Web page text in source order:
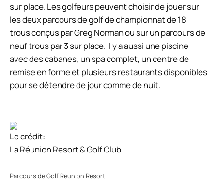
sur place. Les golfeurs peuvent choisir de jouer sur
les deux parcours de golf de championnat de 18
trous conçus par Greg Norman ou sur un parcours de
neuf trous par 3 sur place. Il y a aussi une piscine
avec des cabanes, un spa complet, un centre de
remise en forme et plusieurs restaurants disponibles
pour se détendre de jour comme de nuit.
Le crédit:
La Réunion Resort & Golf Club
Parcours de Golf Reunion Resort